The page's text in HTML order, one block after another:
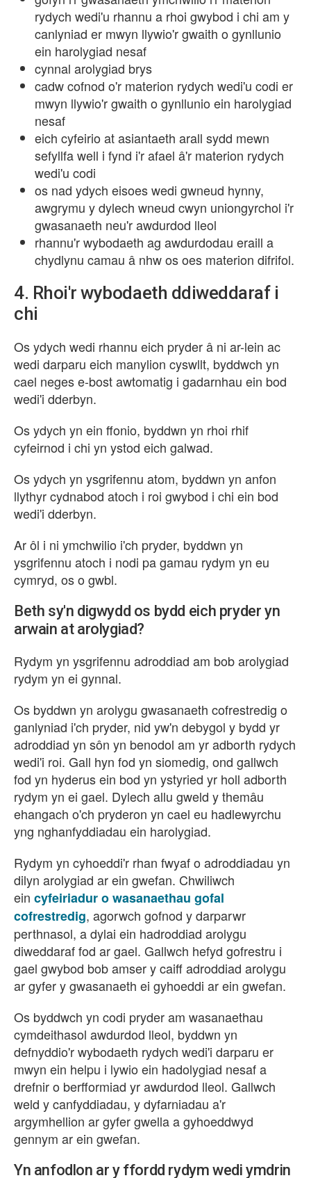
rydych wedi'u rhannu a rhoi gwybod i chi am y
canlyniad er mwyn llywio'r gwaith o gynllunio
ein harolygiad nesaf
cynnal arolygiad brys
cadw cofnod o'r materion rydych wedi'u codi er
mwyn llywio'r gwaith o gynllunio ein harolygiad
nesaf
eich cyfeirio at asiantaeth arall sydd mewn
sefyllfa well i fynd i'r afael â'r materion rydych
wedi'u codi
os nad ydych eisoes wedi gwneud hynny,
awgrymu y dylech wneud cwyn uniongyrchol i'r
gwasanaeth neu'r awdurdod lleol
rhannu'r wybodaeth ag awdurdodau eraill a
chydlynu camau â nhw os oes materion difrifol.
4. Rhoi'r wybodaeth ddiweddaraf i
chi
Os ydych wedi rhannu eich pryder â ni ar-lein ac
wedi darparu eich manylion cyswllt, byddwch yn
cael neges e-bost awtomatig i gadarnhau ein bod
wedi'i dderbyn.
Os ydych yn ein ffonio, byddwn yn rhoi rhif
cyfeirnod i chi yn ystod eich galwad.
Os ydych yn ysgrifennu atom, byddwn yn anfon
llythyr cydnabod atoch i roi gwybod i chi ein bod
wedi'i dderbyn.
Ar ôl i ni ymchwilio i'ch pryder, byddwn yn
ysgrifennu atoch i nodi pa gamau rydym yn eu
cymryd, os o gwbl.
Beth sy'n digwydd os bydd eich pryder yn
arwain at arolygiad?
Rydym yn ysgrifennu adroddiad am bob arolygiad
rydym yn ei gynnal.
Os byddwn yn arolygu gwasanaeth cofrestredig o
ganlyniad i'ch pryder, nid yw'n debygol y bydd yr
adroddiad yn sôn yn benodol am yr adborth rydych
wedi'i roi. Gall hyn fod yn siomedig, ond gallwch
fod yn hyderus ein bod yn ystyried yr holl adborth
rydym yn ei gael. Dylech allu gweld y themâu
ehangach o'ch pryderon yn cael eu hadlewyrchu
yng nghanfyddiadau ein harolygiad.
Rydym yn cyhoeddi'r rhan fwyaf o adroddiadau yn
dilyn arolygiad ar ein gwefan. Chwiliwch
ein cyfeiriadur o wasanaethau gofal
cofrestredig, agorwch gofnod y darparwr
perthnasol, a dylai ein hadroddiad arolygu
diweddaraf fod ar gael. Gallwch hefyd gofrestru i
gael gwybod bob amser y caiff adroddiad arolygu
ar gyfer y gwasanaeth ei gyhoeddi ar ein gwefan.
Os byddwch yn codi pryder am wasanaethau
cymdeithasol awdurdod lleol, byddwn yn
defnyddio'r wybodaeth rydych wedi'i darparu er
mwyn ein helpu i lywio ein hadolygiad nesaf a
drefnir o berfformiad yr awdurdod lleol. Gallwch
weld y canfyddiadau, y dyfarniadau a'r
argymhellion ar gyfer gwella a gyhoeddwyd
gennym ar ein gwefan.
Yn anfodlon ar y ffordd rydym wedi ymdrin